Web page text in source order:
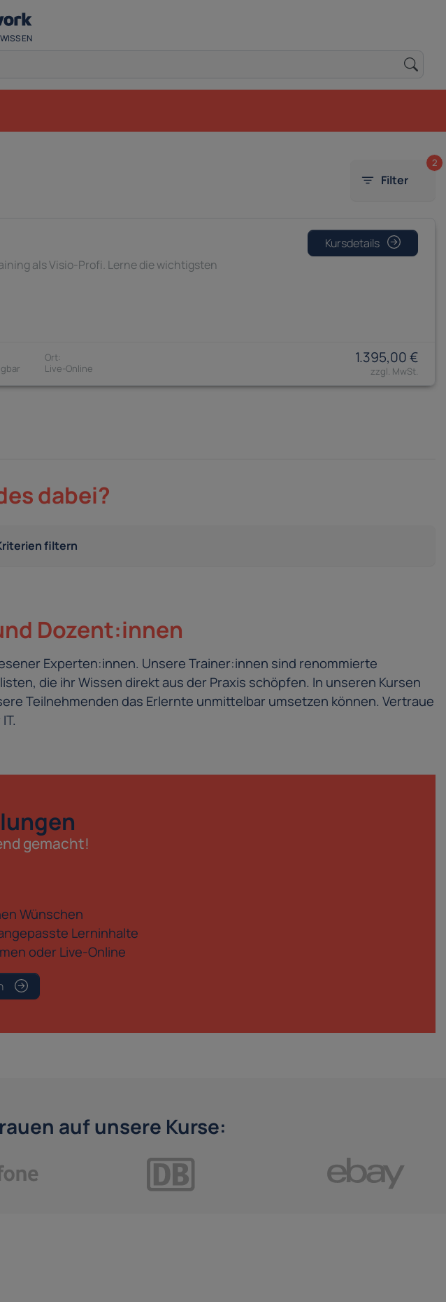
WISSEN
Filter
2
als Visio-Profi. Lerne die wichtigsten
Kursdetails
1.395,00 €
dabei?
filtern
Dozent:innen
Experten:innen. Unsere Trainer:innen sind renommierte
die ihr Wissen direkt aus der Praxis schöpfen. In unseren Kursen
Teilnehmenden das Erlernte unmittelbar umsetzen können. Vertraue
gemacht!
Wünschen
Lerninhalte
oder Live-Online
auf unsere Kurse: